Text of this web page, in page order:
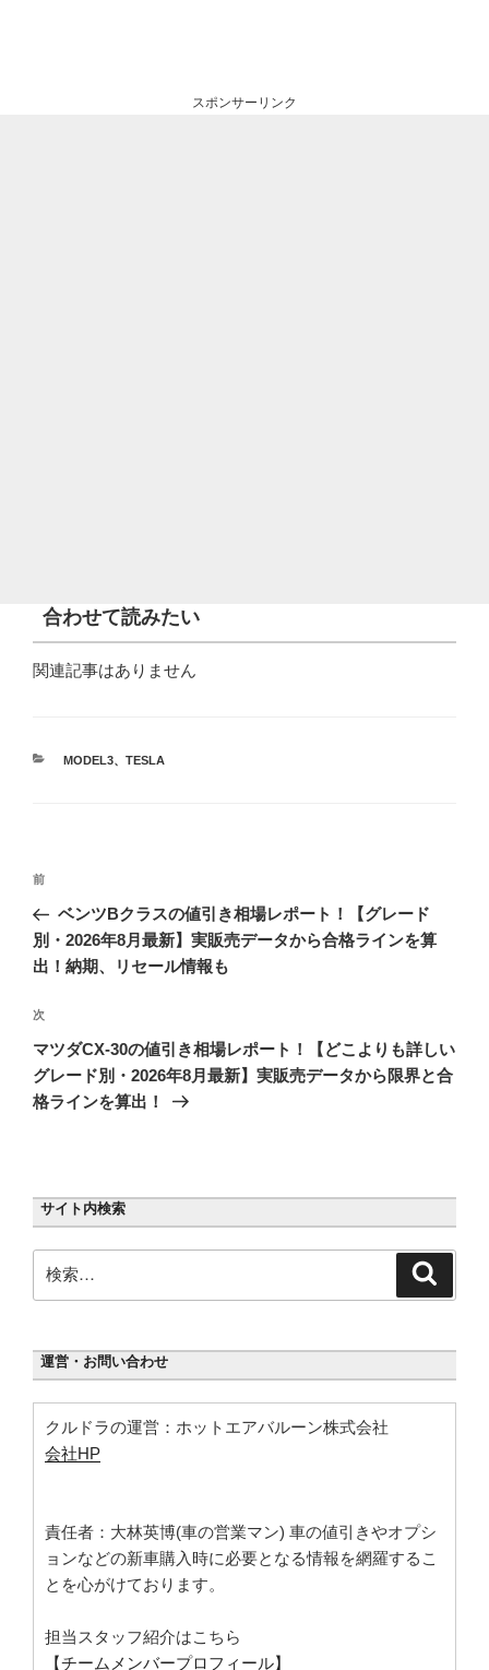
スポンサーリンク
合わせて読みたい
関連記事はありません
カ
MODEL3、 TESLA
投
ナ
ビ
ー
シ
ョ
ン
前
の
投
稿
前
ベンツBクラスの値引き相場レポート！【グレード
別・2026年8月最新】実販売データから合格ラインを算
出！納期、リセール情報も
次
の
投
稿
次
マツダCX-30の値引き相場レポート！【どこよりも詳しい
グレード別・2026年8月最新】実販売データから限界と合
格ラインを算出！
サイト内検索
索:
運営・お問い合わせ
クルドラの運営：ホットエアバルーン株式会社
会社HP
責任者：大林英博(車の営業マン) 車の値引きやオプシ
ョンなどの新車購入時に必要となる情報を網羅するこ
とを心がけております。
担当スタッフ紹介はこちら
【チームメンバープロフィール】